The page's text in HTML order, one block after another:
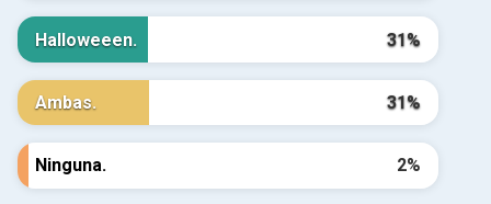
Halloweeen. 31%
Ambas. 31%
Ninguna. 2%